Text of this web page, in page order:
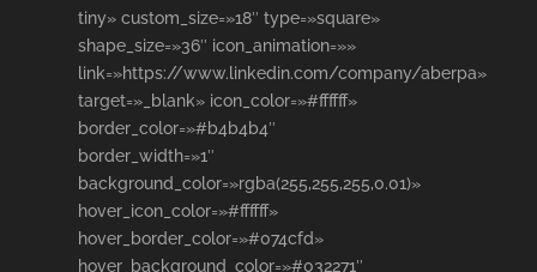
tiny» custom_size=»18″ type=»square»
shape_size=»36″ icon_animation=»»
link=»https://www.linkedin.com/company/aberpa»
target=»_blank» icon_color=»#ffffff»
border_color=»#b4b4b4″
border_width=»1″
background_color=»rgba(255,255,255,0.01)»
hover_icon_color=»#ffffff»
hover_border_color=»#074cfd»
hover_background_color=»#032271″